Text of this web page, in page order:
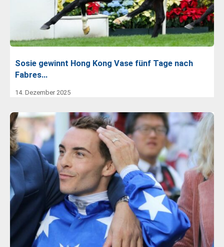
Sosie gewinnt Hong Kong Vase fünf Tage nach
Fabres…
14. Dezember 2025